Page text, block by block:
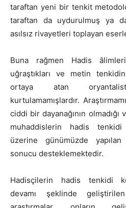
taraftan yeni bir tenkit
taraftan da uydurulmuş ya
asılsız rivayetleri toplayan
Buna rağmen Hadis
uğraştıkları ve metin
ortaya atan
kurtulamamışlardır.
ciddi bir dayanağının olmadığı
muhaddislerin hadis tenkidi
üzerine günümüzde yapılan
sonucu desteklemektedir.
Hadisçilerin hadis tenkidi
devamı şeklinde